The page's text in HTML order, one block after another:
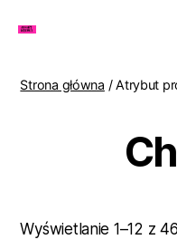
Lenki
Strona główna / Atrybut
Wyświetlanie 1–12 z